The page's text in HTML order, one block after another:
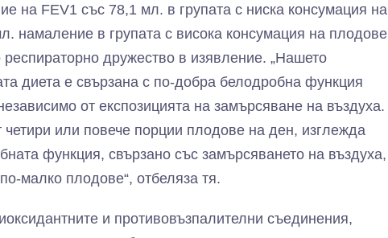
на FEV1 със 78,1 мл. в групата с ниска консумация на
намаление в групата с висока консумация на плодове
дружество в изявление. „Нашето
диета е свързана с по-добра белодробна функция
от експозицията на замърсяване на въздуха.
или повече порции плодове на ден, изглежда
функция, свързано със замърсяването на въздуха,
малко плодове“, отбеляза тя.
и противовъзпалителни съединения,